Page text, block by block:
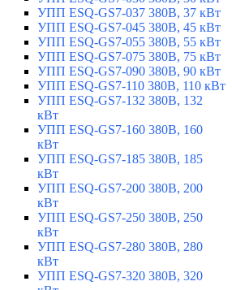
УПП ESQ-GS7-037 380В, 37 кВт
УПП ESQ-GS7-045 380В, 45 кВт
УПП ESQ-GS7-055 380В, 55 кВт
УПП ESQ-GS7-075 380В, 75 кВт
УПП ESQ-GS7-090 380В, 90 кВт
УПП ESQ-GS7-110 380В, 110 кВт
УПП ESQ-GS7-132 380В, 132
кВт
УПП ESQ-GS7-160 380В, 160
кВт
УПП ESQ-GS7-185 380В, 185
кВт
УПП ESQ-GS7-200 380В, 200
кВт
УПП ESQ-GS7-250 380В, 250
кВт
УПП ESQ-GS7-280 380В, 280
кВт
УПП ESQ-GS7-320 380В, 320